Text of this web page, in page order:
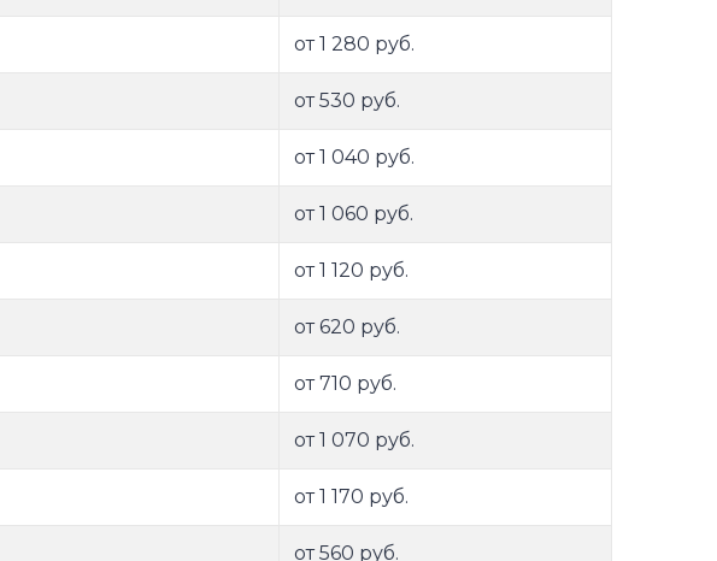
от 1 280 руб.
от 530 руб.
от 1 040 руб.
от 1 060 руб.
от 1 120 руб.
от 620 руб.
от 710 руб.
от 1 070 руб.
от 1 170 руб.
от 560 руб.